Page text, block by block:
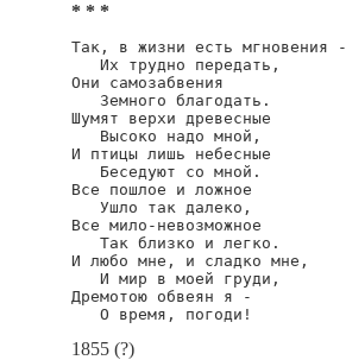
* * *
Так, в жизни есть мгновения -
   Их трудно передать,
Они самозабвения
   Земного благодать.
Шумят верхи древесные
   Высоко надо мной,
И птицы лишь небесные
   Беседуют со мной.
Все пошлое и ложное
   Ушло так далеко,
Все мило-невозможное
   Так близко и легко.
И любо мне, и сладко мне,
   И мир в моей груди,
Дремотою обвеян я -
   О время, погоди!
1855 (?)